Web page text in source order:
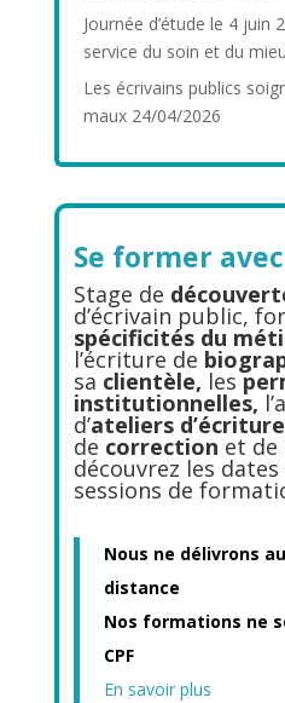
Journée d’étude le 4 juin
service du soin et du
Les écrivains publics
maux 24/04/2026
Se former avec
Stage de
d’écrivain public,
spécificités du
l’écriture de
sa clientèle, les
institutionnelles,
d’ateliers
de correction et de
découvrez les
sessions de
Nous ne délivrons
distance
Nos formations ne
CPF
En savoir plus